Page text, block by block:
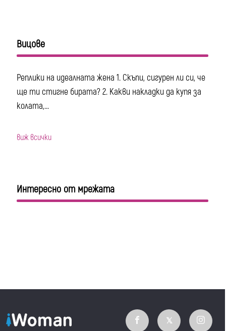
Вицове
Реплики на идеалната жена 1. Скъпи, сигурен ли си, че
ще ти стигне бирата? 2. Какви накладки да купя за
колата,...
виж всички
Интересно от мрежата